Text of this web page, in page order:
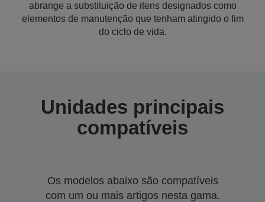
abrange a substituição de itens designados como
elementos de manutenção que tenham atingido o fim
do ciclo de vida.
Unidades principais
compatíveis
Os modelos abaixo são compatíveis
com um ou mais artigos nesta gama.